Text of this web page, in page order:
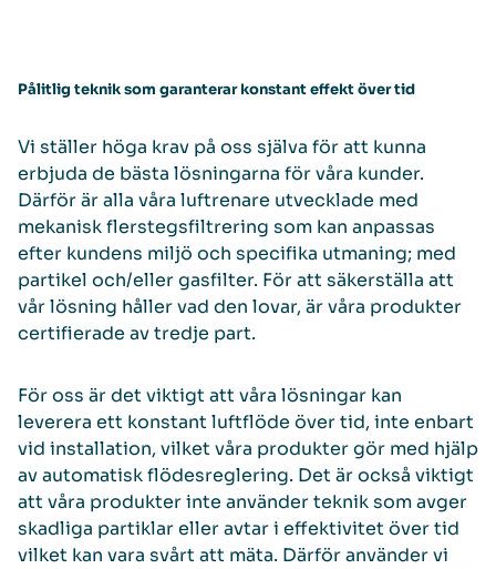
Pålitlig teknik som garanterar konstant effekt över tid
Vi ställer höga krav på oss själva för att kunna
erbjuda de bästa lösningarna för våra kunder.
Därför är alla våra luftrenare utvecklade med
mekanisk flerstegsfiltrering som kan anpassas
efter kundens miljö och specifika utmaning; med
partikel och/eller gasfilter. För att säkerställa att
vår lösning håller vad den lovar, är våra produkter
certifierade av tredje part.
För oss är det viktigt att våra lösningar kan
leverera ett konstant luftflöde över tid, inte enbart
vid installation, vilket våra produkter gör med hjälp
av automatisk flödesreglering. Det är också viktigt
att våra produkter inte använder teknik som avger
skadliga partiklar eller avtar i effektivitet över tid
vilket kan vara svårt att mäta. Därför använder vi